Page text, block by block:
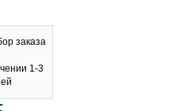
заказа
1-3